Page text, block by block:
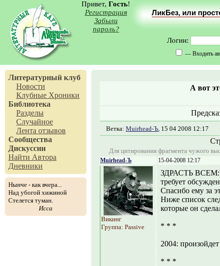
Привет, Гость!
Регистрация
Забыли
пароль?
ЛикБез, или
Логин:
— Входить
Литературный клуб
Новости
Клубные Хроники
Библиотека
Разделы
Случайное
Лента отзывов
Сообщества
Дискуссии
Найти Автора
Дневники
Нынче - как вчера...
Над убогой хижиной
Стелется туман.
Исса
А вот
Ветка: Muirhead-Ъ, 15 04 2008 12:17
Для цитирования фрагмента чужого
Muirhead-Ъ 15-04-2008 12:17
Викинг
Группа: Passive
ЗДРАСТЬ ВСЕМ:)
требует
Спасибо ему за
Ниже список
которые он
* * *
2004:
* * *